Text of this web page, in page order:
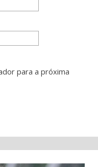
para a próxima